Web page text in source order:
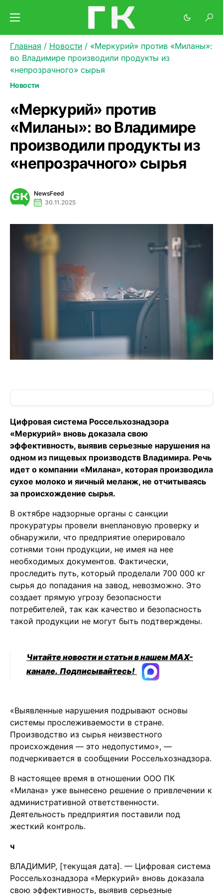
Главная / Новости / «Меркурий» против «Миланы»:
во Владимире производили продукты из
«непрозрачного» сырья
Новости
«Меркурий» против
«Миланы»: во Владимире
производили продукты из
«непрозрачного» сырья
NewsFeed
30.11.2025
Цифровая система Россельхознадзора
«Меркурий» вновь доказала свою
эффективность, выявив серьезные нарушения на
одном из пищевых производств Владимира. Речь
идет о компании «Милана», которая производила
сухое молоко и яичный меланж, не отчитываясь
за происхождение сырья.
В октябре надзорные органы с санкции
прокуратуры провели внеплановую проверку и
обнаружили, что предприятие оперировало
сотнями тонн продукции, не имея на нее
необходимых документов. Фактически,
проследить путь, который проделали 700 000 кг
сырья до попадания на завод, невозможно. Это
создает прямую угрозу безопасности
потребителей, так как качество и безопасность
такой продукции не могут быть подтверждены.
Читайте новости и статьи в нашем MAX-
канале. Подписывайтесь!
«Выявленные нарушения подрывают основы
системы прослеживаемости в стране.
Производство из сырья неизвестного
происхождения — это недопустимо», —
подчеркивается в сообщении Россельхознадзора.
В настоящее время в отношении ООО ПК
«Милана» уже вынесено решение о привлечении к
административной ответственности.
Деятельность предприятия поставили под
жесткий контроль.
ч
ВЛАДИМИР, [текущая дата]. — Цифровая система
Россельхознадзора «Меркурий» вновь доказала
свою эффективность, выявив серьезные